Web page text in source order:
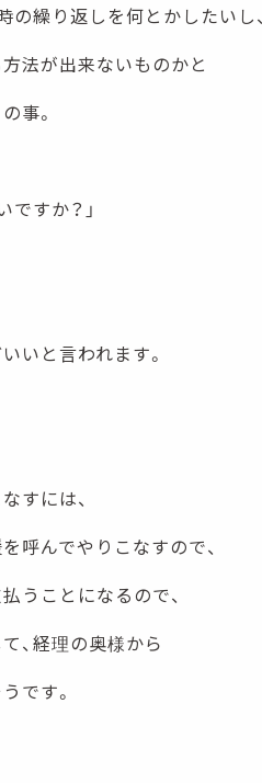
の繰り返しを何とかしたいし、
法が出来ないものかと
事。
ですか？」
いと言われます。
すには、
呼んでやりこなすので、
うことになるので、
、経理の奥様から
です。